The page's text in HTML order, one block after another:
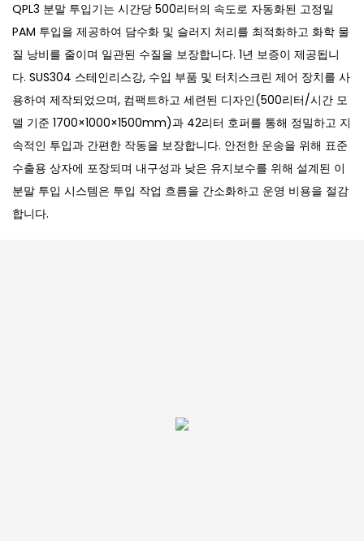
QPL3 분말 투입기는 시간당 500리터의 속도로 자동화된 고정밀
PAM 투입을 제공하여 담수화 및 슬러지 처리를 최적화하고 화학 물
질 낭비를 줄이며 일관된 수질을 보장합니다. 1년 보증이 제공됩니
다. SUS304 스테인리스강, 수입 부품 및 터치스크린 제어 장치를 사
용하여 제작되었으며, 컴팩트하고 세련된 디자인(500리터/시간 모
델 기준 1700×1000×1500mm)과 42리터 호퍼를 통해 정밀하고 지
속적인 투입과 간편한 작동을 보장합니다. 안전한 운송을 위해 표준
수출용 상자에 포장되며 내구성과 낮은 유지보수를 위해 설계된 이
분말 투입 시스템은 투입 작업 흐름을 간소화하고 운영 비용을 절감
합니다.